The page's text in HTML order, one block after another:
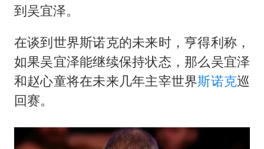
总书记关心百姓身边这些民生大事
到吴宜泽。
在谈到世界斯诺克的未来时，亨得利称，
如果吴宜泽能继续保持状态，那么吴宜泽
和赵心童将在未来几年主宰世界斯诺克巡
回赛。